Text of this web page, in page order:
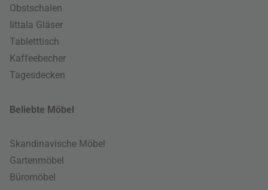
Obstschalen
Iittala Gläser
Tabletttisch
Kaffeebecher
Tagesdecken
Beliebte Möbel
Skandinavische Möbel
Gartenmöbel
Büromöbel